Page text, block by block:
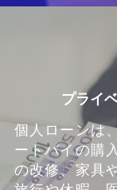
プライ
個人ローンは
ートバイの購
の改修、家具